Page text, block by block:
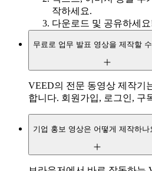
작하세요.
다운로드 및 공유하세
무료로 업무 발표 영상을 제작할
VEED의 전문 동영상 제작기
합니다. 회원가입, 로그인, 구
기업 홍보 영상은 어떻게 제작하나